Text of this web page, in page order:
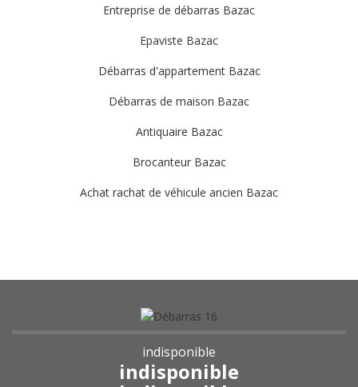
Entreprise de débarras Bazac
Epaviste Bazac
Débarras d'appartement Bazac
Débarras de maison Bazac
Antiquaire Bazac
Brocanteur Bazac
Achat rachat de véhicule ancien Bazac
indisponible
indisponible